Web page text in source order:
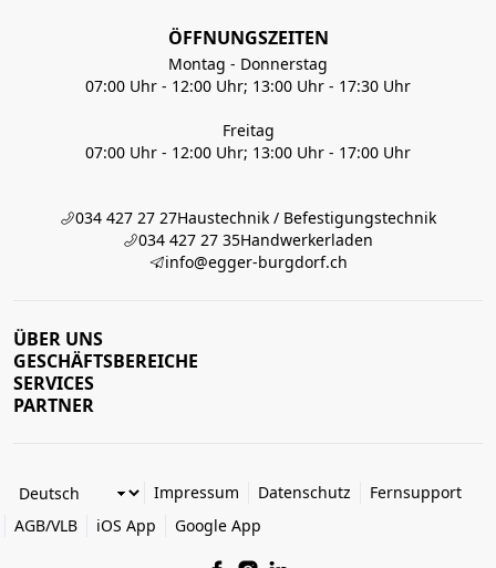
ÖFFNUNGSZEITEN
Montag - Donnerstag
07:00 Uhr - 12:00 Uhr; 13:00 Uhr - 17:30 Uhr
Freitag
07:00 Uhr - 12:00 Uhr; 13:00 Uhr - 17:00 Uhr
034 427 27 27Haustechnik / Befestigungstechnik
034 427 27 35Handwerkerladen
info@egger-burgdorf.ch
ÜBER UNS
GESCHÄFTSBEREICHE
SERVICES
PARTNER
Impressum Datenschutz
Fernsupport
AGB/VLB
iOS App Google App